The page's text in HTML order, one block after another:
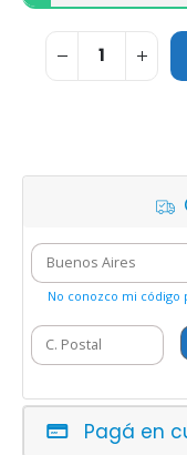
No conozco mi código
Pagá en